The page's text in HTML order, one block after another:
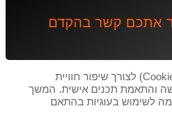
אתכם קשר בהקדם
האתר משתמש בעוגיות (Cookies) לצורך שיפור חוויית
והתאמת תכנים אישית. המשך
לשימוש בעוגיות בהתאם